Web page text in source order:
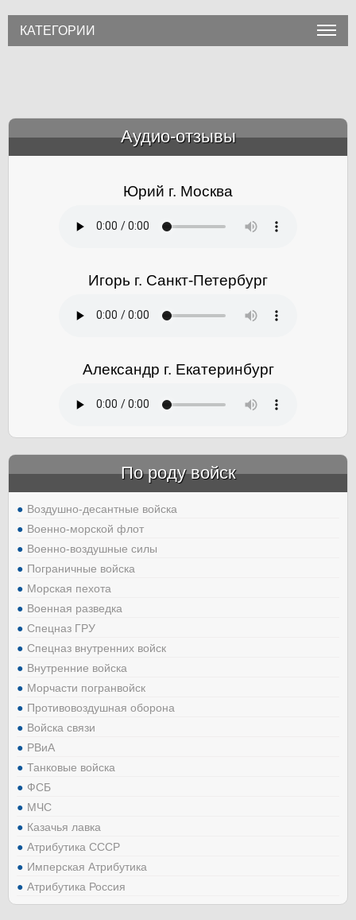
КАТЕГОРИИ
Аудио-отзывы
Юрий г. Москва
Игорь г. Санкт-Петербург
Александр г. Екатеринбург
По роду войск
Воздушно-десантные войска
Военно-морской флот
Военно-воздушные силы
Пограничные войска
Морская пехота
Военная разведка
Спецназ ГРУ
Спецназ внутренних войск
Внутренние войска
Морчасти погранвойск
Противовоздушная оборона
Войска связи
РВиА
Танковые войска
ФСБ
МЧС
Казачья лавка
Атрибутика СССР
Имперская Атрибутика
Атрибутика Россия